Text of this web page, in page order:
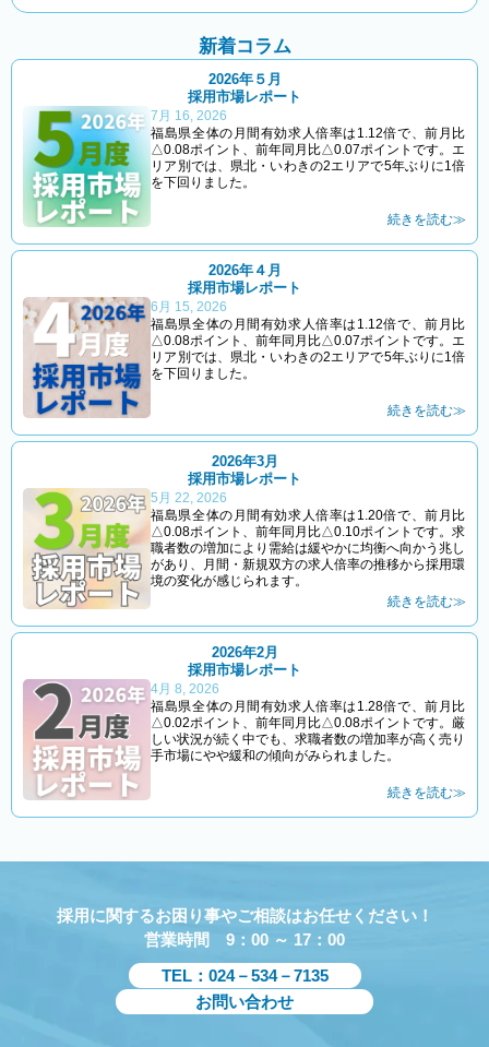
新着コラム​
2026年５月
採用市場レポート
7月 16, 2026
福島県全体の月間有効求人倍率は1.12倍で、前月比
△0.08ポイント、前年同月比△0.07ポイントです。エ
リア別では、県北・いわきの2エリアで5年ぶりに1倍
を下回りました。
続きを読む≫
2026年４月
採用市場レポート
6月 15, 2026
福島県全体の月間有効求人倍率は1.12倍で、前月比
△0.08ポイント、前年同月比△0.07ポイントです。エ
リア別では、県北・いわきの2エリアで5年ぶりに1倍
を下回りました。
続きを読む≫
2026年3月
採用市場レポート
5月 22, 2026
福島県全体の月間有効求人倍率は1.20倍で、前月比
△0.08ポイント、前年同月比△0.10ポイントです。求
職者数の増加により需給は緩やかに均衡へ向かう兆し
があり、月間・新規双方の求人倍率の推移から採用環
境の変化が感じられます。
続きを読む≫
2026年2月
採用市場レポート
4月 8, 2026
福島県全体の月間有効求人倍率は1.28倍で、前月比
△0.02ポイント、前年同月比△0.08ポイントです。厳
しい状況が続く中でも、求職者数の増加率が高く売り
手市場にやや緩和の傾向がみられました。
続きを読む≫
採用に関するお困り事やご相談はお任せください！
営業時間 9：00 ～ 17：00
TEL：024－534－7135
お問い合わせ